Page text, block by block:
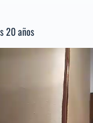
20 años